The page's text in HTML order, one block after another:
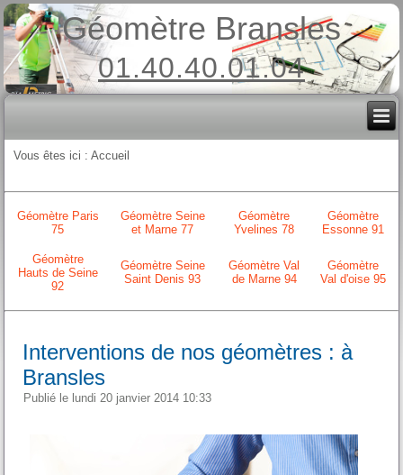
Géomètre Bransles
01.40.40.01.04
Vous êtes ici :Accueil
Géomètre Paris
75
Géomètre Seine
et Marne 77
Géomètre
Yvelines 78
Géomètre
Essonne 91
Géomètre
Hauts de Seine
92
Géomètre Seine
Saint Denis 93
Géomètre Val
de Marne 94
Géomètre
Val d'oise 95
Interventions de nos géomètres : à
Bransles
Publié le lundi 20 janvier 2014 10:33